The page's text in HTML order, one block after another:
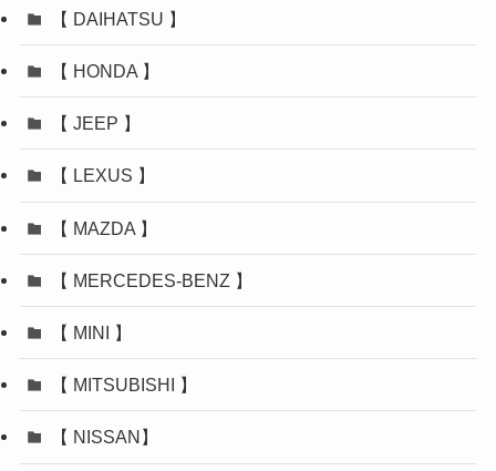
【 DAIHATSU 】
【 HONDA 】
【 JEEP 】
【 LEXUS 】
【 MAZDA 】
【 MERCEDES-BENZ 】
【 MINI 】
【 MITSUBISHI 】
【 NISSAN】